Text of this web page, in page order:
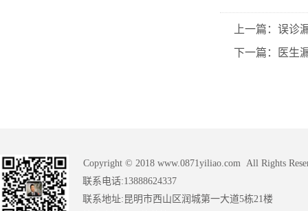
上一篇：误
下一篇：医生
Copyright © 2018 www.0871yiliao.com All Rights
联系电话:13888624337
联系地址:昆明市西山区润城第一大道5栋21楼